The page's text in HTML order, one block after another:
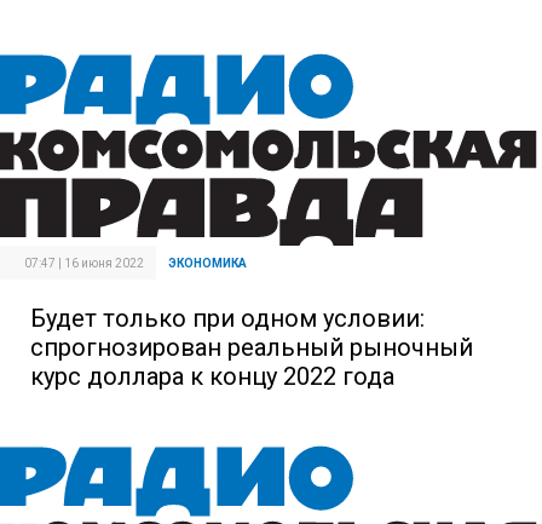
07:47 | 16 июня 2022 ЭКОНОМИКА
Будет только при одном условии:
спрогнозирован реальный рыночный
курс доллара к концу 2022 года